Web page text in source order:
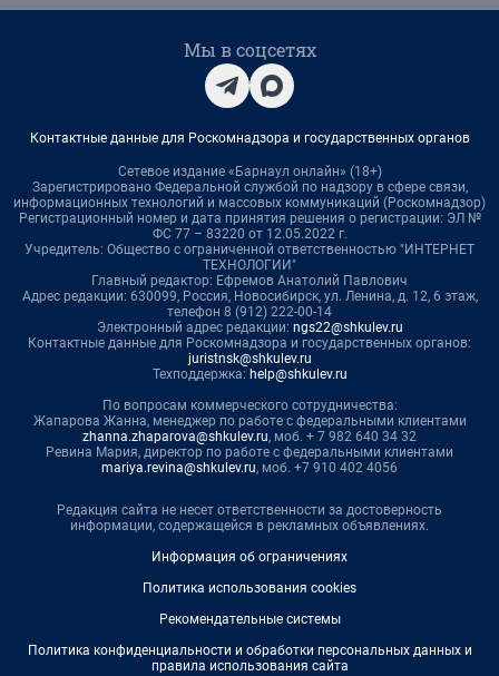
Мы в соцсетях
Контактные данные для Роскомнадзора и государственных органов
Сетевое издание «Барнаул онлайн» (18+)
Зарегистрировано Федеральной службой по надзору в сфере связи,
информационных технологий и массовых коммуникаций (Роскомнадзор)
Регистрационный номер и дата принятия решения о регистрации: ЭЛ №
ФС 77 – 83220 от 12.05.2022 г.
Учредитель: Общество с ограниченной ответственностью "ИНТЕРНЕТ
ТЕХНОЛОГИИ"
Главный редактор: Ефремов Анатолий Павлович
Адрес редакции: 630099, Россия, Новосибирск, ул. Ленина, д. 12, 6 этаж,
телефон 8 (912) 222-00-14
Электронный адрес редакции: ngs22@shkulev.ru
Контактные данные для Роскомнадзора и государственных органов:
juristnsk@shkulev.ru
Техподдержка: help@shkulev.ru
По вопросам коммерческого сотрудничества:
Жапарова Жанна, менеджер по работе с федеральными клиентами
zhanna.zhaparova@shkulev.ru, моб. + 7 982 640 34 32
Ревина Мария, директор по работе с федеральными клиентами
mariya.revina@shkulev.ru, моб. +7 910 402 4056
Редакция сайта не несет ответственности за достоверность
информации, содержащейся в рекламных объявлениях.
Информация об ограничениях
Политика использования cookies
Рекомендательные системы
Политика конфиденциальности и обработки персональных данных и
правила использования сайта